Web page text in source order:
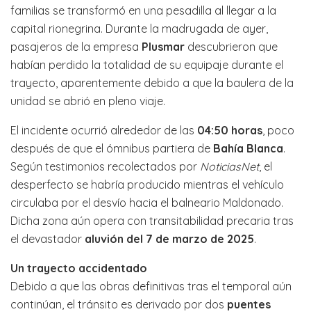
familias se transformó en una pesadilla al llegar a la
capital rionegrina. Durante la madrugada de ayer,
pasajeros de la empresa Plusmar descubrieron que
habían perdido la totalidad de su equipaje durante el
trayecto, aparentemente debido a que la baulera de la
unidad se abrió en pleno viaje.
El incidente ocurrió alrededor de las 04:50 horas , poco
después de que el ómnibus partiera de Bahía Blanca.
Según testimonios recolectados por NoticiasNet, el
desperfecto se habría producido mientras el vehículo
circulaba por el desvío hacia el balneario Maldonado.
Dicha zona aún opera con transitabilidad precaria tras
el devastador aluvión del 7 de marzo de 2025.
Un trayecto accidentado
Debido a que las obras definitivas tras el temporal aún
continúan, el tránsito es derivado por dos puentes